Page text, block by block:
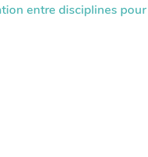
entre disciplines